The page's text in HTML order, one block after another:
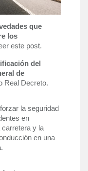
que
los
este post.
del
de
Real Decreto.
la seguridad
en
carretera y la
en una